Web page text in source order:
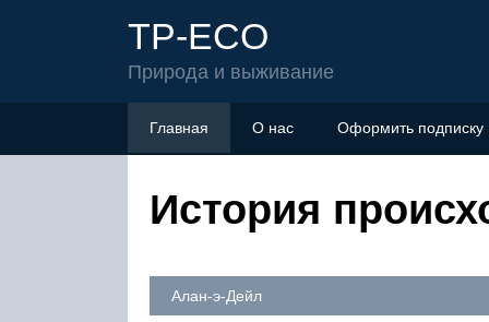
TP-ECO
Природа и выживание
Главная О нас Оформить подписку
История
Алан-э-Дейл